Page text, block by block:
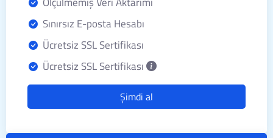
Sınırsız E-posta Hesabı
Ücretsiz SSL Sertifikası
Ücretsiz SSL Sertifikası
Şimdi al